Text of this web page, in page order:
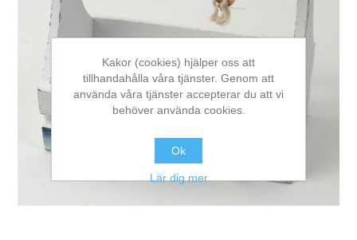
Kakor (cookies) hjälper oss att
tillhandahålla våra tjänster. Genom att
använda våra tjänster accepterar du att vi
behöver använda cookies.
Ok
Lär dig mer